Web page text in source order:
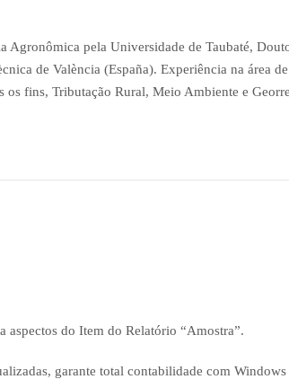
Agronômica pela Universidade de Taubaté,
de València (España). Experiência na área
os fins, Tributação Rural, Meio Ambiente e
aspectos do Item do Relatório “Amostra”.
garante total contabilidade com